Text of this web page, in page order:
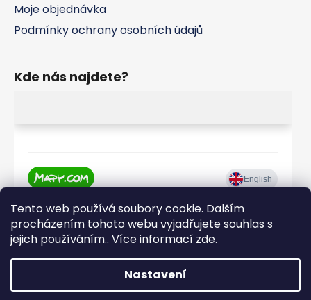
Tento web používá soubory cookie. Dalším
procházením tohoto webu vyjadřujete souhlas s
jejich používáním.. Více informací zde.
Nastavení
Moje objednávka
Podmínky ochrany osobních údajů
Kde nás najdete?